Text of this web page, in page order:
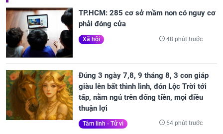
TP.HCM: 285 cơ sở mầm non có nguy cơ
phải đóng cửa
Xã hội 48 phút trước
Đúng 3 ngày 7,8, 9 tháng 8, 3 con giáp
giàu lên bất thình lình, đón Lộc Trời tới
tấp, nằm ngủ trên đống tiền, mọi điều
thuận lợi
Tâm linh - Tử vi 54 phút trước